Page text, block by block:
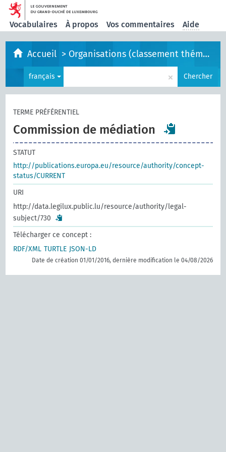
Vocabulaires À propos Vos commentaires Aide
Accueil > Organisations (classement thématique)
français × Chercher
TERME PRÉFÉRENTIEL
Commission de médiation
STATUT
http://publications.europa.eu/resource/authority/concept-
status/CURRENT
URI
http://data.legilux.public.lu/resource/authority/legal-
subject/730
Télécharger ce concept :
RDF/XML TURTLE JSON-LD
Date de création 01/01/2016, dernière modification le 04/08/2026